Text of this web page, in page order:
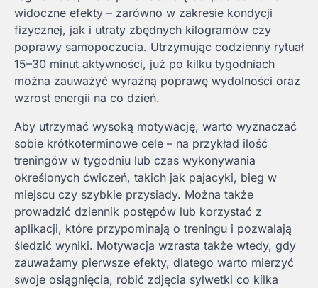
widoczne efekty – zarówno w zakresie kondycji
fizycznej, jak i utraty zbędnych kilogramów czy
poprawy samopoczucia. Utrzymując codzienny rytuał
15–30 minut aktywności, już po kilku tygodniach
można zauważyć wyraźną poprawę wydolności oraz
wzrost energii na co dzień.
Aby utrzymać wysoką motywację, warto wyznaczać
sobie krótkoterminowe cele – na przykład ilość
treningów w tygodniu lub czas wykonywania
określonych ćwiczeń, takich jak pajacyki, bieg w
miejscu czy szybkie przysiady. Można także
prowadzić dziennik postępów lub korzystać z
aplikacji, które przypominają o treningu i pozwalają
śledzić wyniki. Motywacja wzrasta także wtedy, gdy
zauważamy pierwsze efekty, dlatego warto mierzyć
swoje osiągnięcia, robić zdjęcia sylwetki co kilka